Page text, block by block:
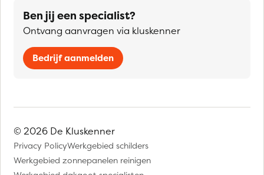
Ben jij een specialist?
Ontvang aanvragen via kluskenner
Bedrijf aanmelden
© 2026 De Kluskenner
Privacy PolicyWerkgebied schilders
Werkgebied zonnepanelen reinigen